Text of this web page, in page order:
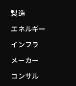
製造
エネルギー
インフラ
メーカー
コンサル